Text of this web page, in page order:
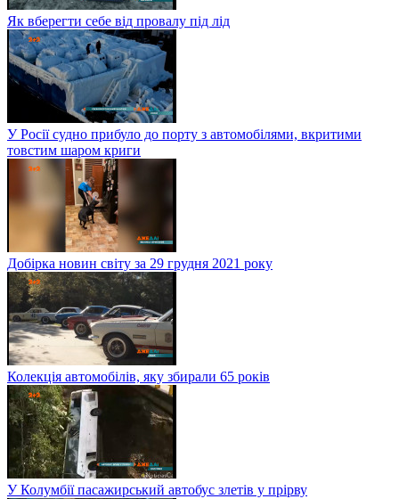
Як вберегти себе від провалу під лід
У Росії судно прибуло до порту з автомобілями, вкритими
товстим шаром криги
Добірка новин світу за 29 грудня 2021 року
Колекція автомобілів, яку збирали 65 років
У Колумбії пасажирський автобус злетів у прірву